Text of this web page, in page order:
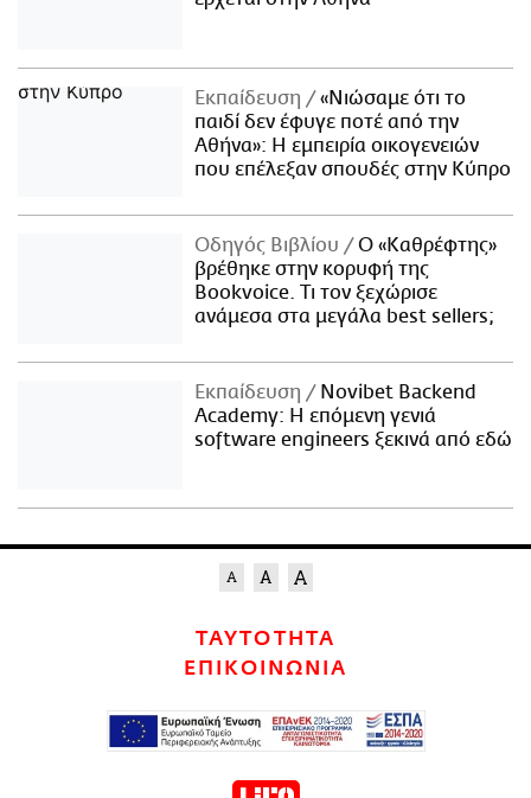
Εκπαίδευση
«Νιώσαμε ότι το
παιδί δεν έφυγε ποτέ από την
Αθήνα»: Η εμπειρία οικογενειών
που επέλεξαν σπουδές στην Κύπρο
Οδηγός Βιβλίου
Ο «Καθρέφτης»
βρέθηκε στην κορυφή της
Bookvoice. Τι τον ξεχώρισε
ανάμεσα στα μεγάλα best sellers;
Εκπαίδευση
Novibet Backend
Academy: Η επόμενη γενιά
software engineers ξεκινά από εδώ
ΤΑΥΤΟΤΗΤΑ
ΕΠΙΚΟΙΝΩΝΙΑ